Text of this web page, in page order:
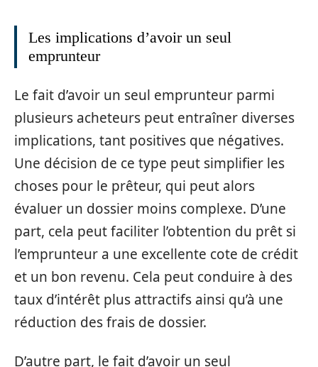
Les implications d’avoir un seul
emprunteur
Le fait d’avoir un seul emprunteur parmi
plusieurs acheteurs peut entraîner diverses
implications, tant positives que négatives.
Une décision de ce type peut simplifier les
choses pour le prêteur, qui peut alors
évaluer un dossier moins complexe. D’une
part, cela peut faciliter l’obtention du prêt si
l’emprunteur a une excellente cote de crédit
et un bon revenu. Cela peut conduire à des
taux d’intérêt plus attractifs ainsi qu’à une
réduction des frais de dossier.
D’autre part, le fait d’avoir un seul